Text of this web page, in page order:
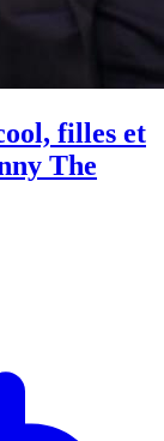
filles et
The